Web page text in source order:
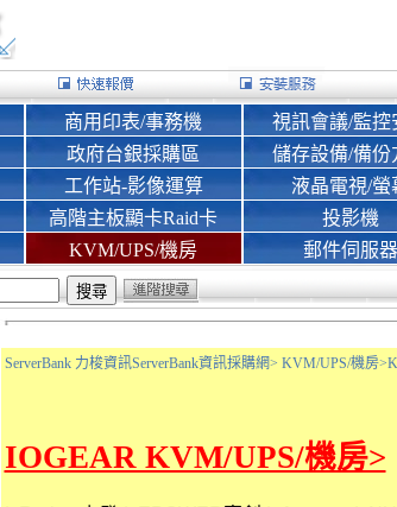
商用印表/事務機
政府台銀採購區
工作站-影像運算
高階主板顯卡Raid卡
KVM/UPS/機房
視訊會議/監控
儲存設備/備份
液晶電視/螢
投影機
郵件伺服器
ServerBank 力梭資訊ServerBank資訊採購網> KVM/UPS/機房>
IOGEAR KVM/UPS/機房>